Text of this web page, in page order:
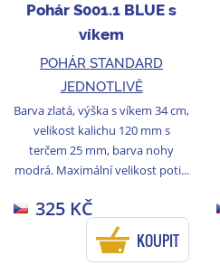
Pohár S001.1 BLUE s
víkem
POHÁR STANDARD
JEDNOTLIVĚ
Barva zlatá, výška s víkem 34 cm,
velikost kalichu 120 mm s
terčem 25 mm, barva nohy
modrá. Maximální velikost poti...
325 KČ
KOUPIT